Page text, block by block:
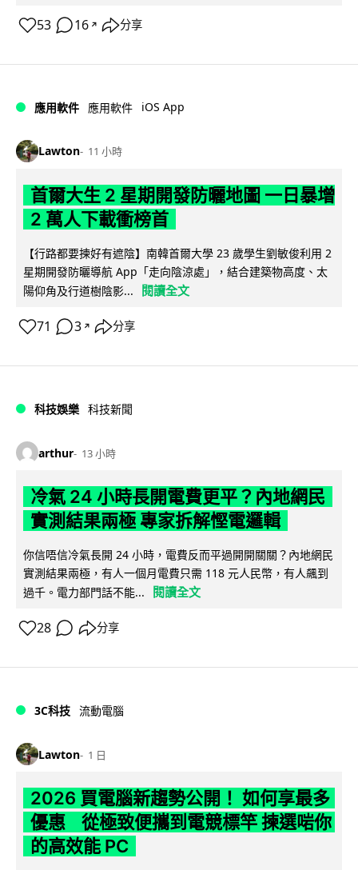
53 16 ↗ 分享
應用軟件 應用軟件 iOS App
Lawton 11 小時
首爾大生 2 星期開發防曬地圖 一日暴增
2 萬人下載衝榜首
【行路都要揀好有遮陰】南韓首爾大學 23 歲學生劉敏俊利用 2
星期開發防曬導航 App「走向陰涼處」，結合建築物高度、太
陽仰角及行道樹陰影...
閱讀全文
71 3 ↗ 分享
科技娛樂 科技新聞
arthur 13 小時
冷氣 24 小時長開電費更平？內地網民
實測結果兩極 專家拆解慳電邏輯
你信唔信冷氣長開 24 小時，電費反而平過開開關關？內地網民
實測結果兩極，有人一個月電費只需 118 元人民幣，有人飆到
過千。電力部門話不能...
閱讀全文
28 分享
3C科技 流動電腦
Lawton 1 日
2026 買電腦新趨勢公開！ 如何享最多
優惠 從極致便攜到電競標竿 揀選啱你
的高效能 PC